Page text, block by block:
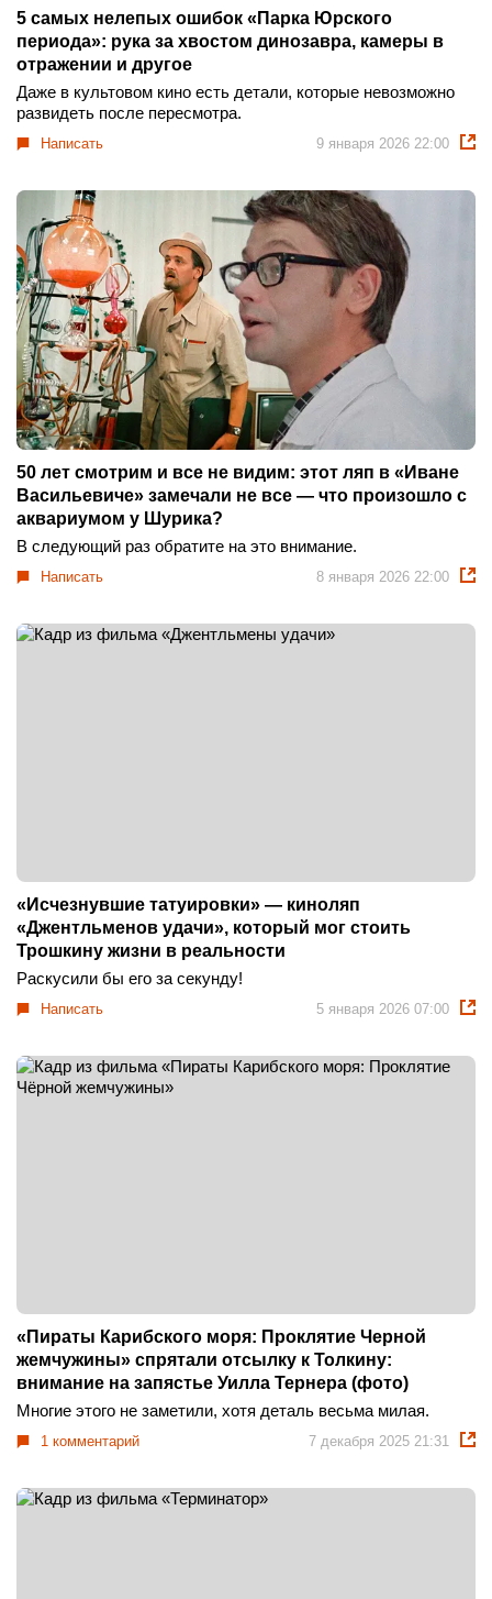
5 самых нелепых ошибок «Парка Юрского
периода»: рука за хвостом динозавра, камеры в
отражении и другое
Даже в культовом кино есть детали, которые невозможно
развидеть после пересмотра.
Написать 9 января 2026 22:00
50 лет смотрим и все не видим: этот ляп в «Иване
Васильевиче» замечали не все — что произошло с
аквариумом у Шурика?
В следующий раз обратите на это внимание.
Написать 8 января 2026 22:00
«Исчезнувшие татуировки» — киноляп
«Джентльменов удачи», который мог стоить
Трошкину жизни в реальности
Раскусили бы его за секунду!
Написать 5 января 2026 07:00
«Пираты Карибского моря: Проклятие Черной
жемчужины» спрятали отсылку к Толкину:
внимание на запястье Уилла Тернера (фото)
Многие этого не заметили, хотя деталь весьма милая.
1 комментарий 7 декабря 2025 21:31